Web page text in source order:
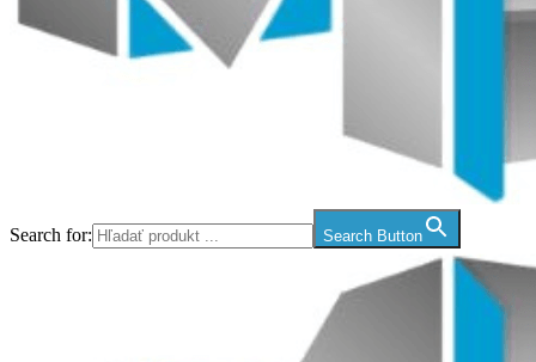
Search for: Search Button